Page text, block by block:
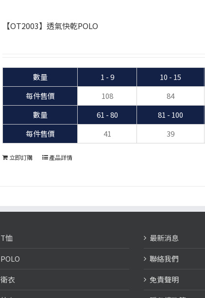
【OT2003】透氣快乾POLO
數量 1 - 9 10 - 15
每件售價
108 84
數量
61 - 80 81 - 100
每件售價
41 39
立即訂購 產品詳情
T恤
POLO
衛衣
最新消息
聯絡我們
免責聲明